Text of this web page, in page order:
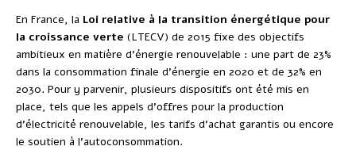
En France, la Loi relative à la transition énergétique pour
la croissance verte (LTECV) de 2015 fixe des objectifs
ambitieux en matière d’énergie renouvelable : une part de 23%
dans la consommation finale d’énergie en 2020 et de 32% en
2030. Pour y parvenir, plusieurs dispositifs ont été mis en
place, tels que les appels d’offres pour la production
d’électricité renouvelable, les tarifs d’achat garantis ou encore
le soutien à l’autoconsommation.